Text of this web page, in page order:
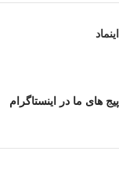
اینماد
پیج های ما در اینستاگرام